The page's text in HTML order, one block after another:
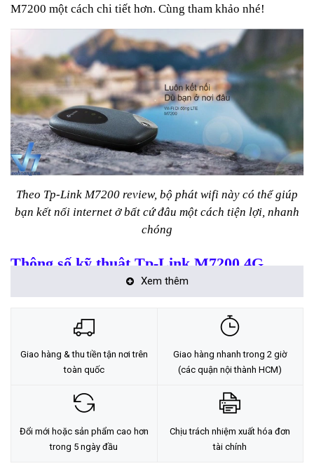
M7200 một cách chi tiết hơn. Cùng tham khảo nhé!
Theo Tp-Link M7200 review, bộ phát wifi này có thể giúp
bạn kết nối internet ở bất cứ đâu một cách tiện lợi, nhanh
chóng
Thông số kỹ thuậtTp-Link M7200 4G
Chia sẻ kết nối internet với bạn bè lên tới
Pin sạc 2000mAh cho 8 tiếng sử dụng liên tục.
Sử dụng công nghệ 4G FDD/ TDD-LTE.
Quản lý dễ dàng và đơn giản với ứng dụng TPMifi.
Tự động nhận dạng và cấu hình thẻ sim Việt Nam (áp
dụng cho các thẻ sim của các nhà mạng: Mobifone,
Vinafone và Viettel).
Đánh giá Tp-Link M7200
Xem thêm
Giao hàng & thu tiền tận nơi trên
toàn quốc
Giao hàng nhanh trong 2 giờ
(các quận nội thành HCM)
Đổi mới hoặc sản phẩm cao hơn
trong 5 ngày đầu
Chịu trách nhiệm xuất hóa đơn
tài chính